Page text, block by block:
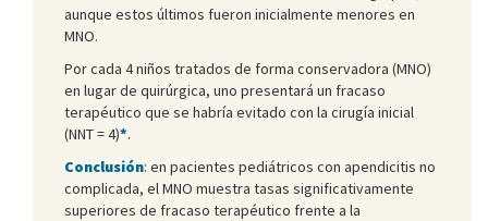
aunque estos últimos fueron inicialmente menores en
MNO.
Por cada 4 niños tratados de forma conservadora (MNO)
en lugar de quirúrgica, uno presentará un fracaso
terapéutico que se habría evitado con la cirugía inicial
(NNT = 4)*.
Conclusión: en pacientes pediátricos con apendicitis no
complicada, el MNO muestra tasas significativamente
superiores de fracaso terapéutico frente a la